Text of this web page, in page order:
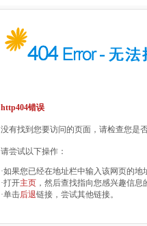
http404错误
没有找到您要访问的页面，请检查您是
请尝试以下操作：
·如果您已经在地址栏中输入该网页的地
·打开主页 ，然后查找指向您感兴趣信息
·单击后退链接，尝试其他链接。